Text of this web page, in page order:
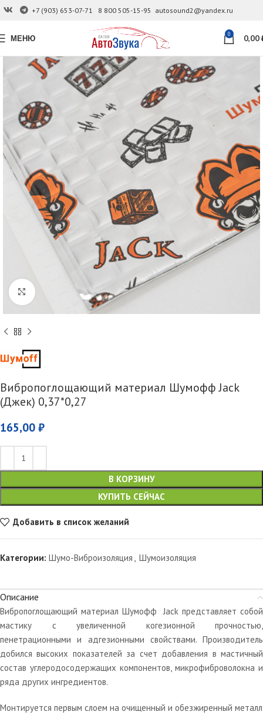
+7 (903) 653-07-71 8 800 505-15-95 autosound2@yandex.ru
МЕНЮ 0 0,00
Увеличить
Вибропоглощающий материал Шумофф Jack
(Джек) 0,37*0,27
165,00 ₽
В КОРЗИНУ
КУПИТЬ СЕЙЧАС
Добавить в список желаний
Категории: Шумо-Виброизоляция , Шумоизоляция
Описание
Вибропоглощающий материал Шумофф Jack представляет собой
мастику с увеличенной когезионной прочностью,
пенетрационными и адгезионными свойствами. Производитель
добился высоких показателей за счет добавления в мастичный
состав углеродосодержащих компонентов, микрофиброволокна и
ряда других ингредиентов.
Монтируется первым слоем на очищенный и обезжиренный металл